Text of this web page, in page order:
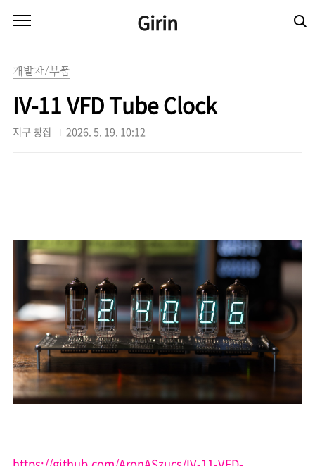
Girin
개발자/부품
IV-11 VFD Tube Clock
지구 빵집 2026. 5. 19. 10:12